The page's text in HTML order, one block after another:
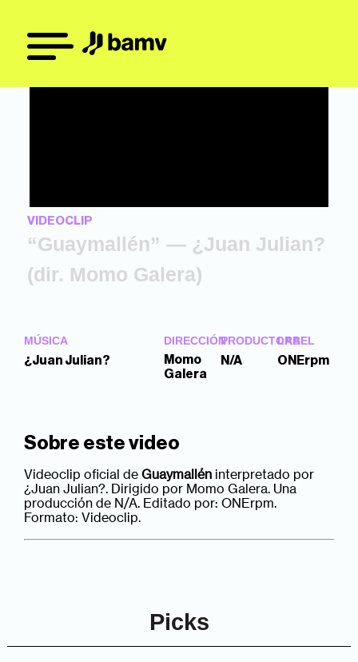
VIDEOCLIP
“Guaymallén” — ¿Juan Julian?
(dir. Momo Galera)
MÚSICA
¿Juan Julian?
DIRECCIÓN
Momo
Galera
PRODUCTORA
N/A
LABEL
ONErpm
Sobre este video
Videoclip oficial deGuaymallén interpretado por
¿Juan Julian?. Dirigido por Momo Galera. Una
producción de N/A. Editado por: ONErpm.
Formato: Videoclip.
Picks